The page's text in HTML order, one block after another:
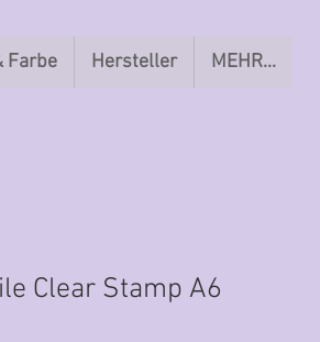
Farbe Hersteller MEHR...
Clear Stamp A6